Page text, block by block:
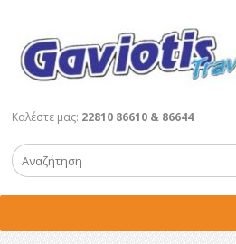
Καλέστε μας: 22810 86610 & 86644